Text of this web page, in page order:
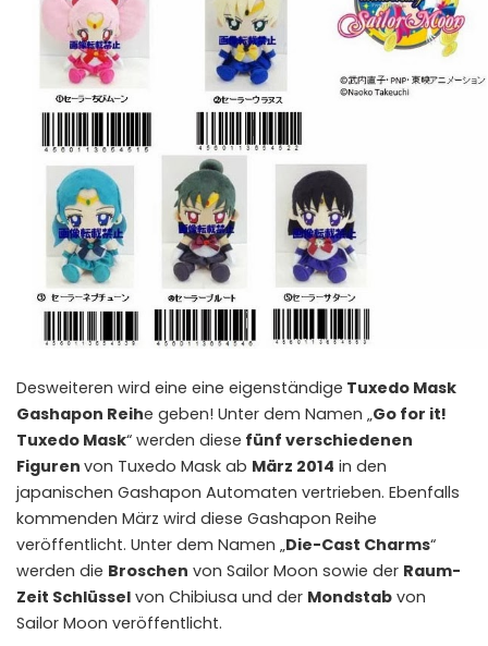
Desweiteren wird eine eine eigenständige Tuxedo Mask
Gashapon Reihe geben! Unter dem Namen „Go for it!
Tuxedo Mask“ werden diese fünf verschiedenen
Figuren von Tuxedo Mask ab März 2014 in den
japanischen Gashapon Automaten vertrieben. Ebenfalls
kommenden März wird diese Gashapon Reihe
veröffentlicht. Unter dem Namen „Die-Cast Charms“
werden die Broschen von Sailor Moon sowie der Raum-
Zeit Schlüssel von Chibiusa und der Mondstab von
Sailor Moon veröffentlicht.